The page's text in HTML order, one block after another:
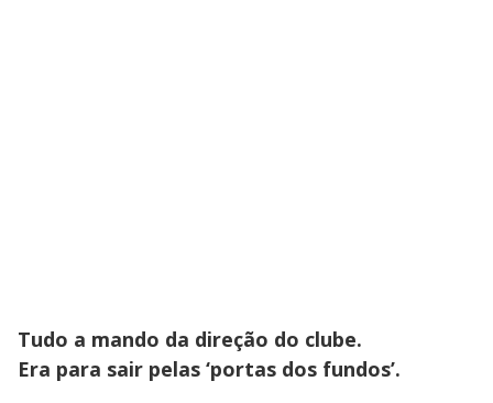
Tudo a mando da direção do clube.
Era para sair pelas ‘portas dos fundos’.